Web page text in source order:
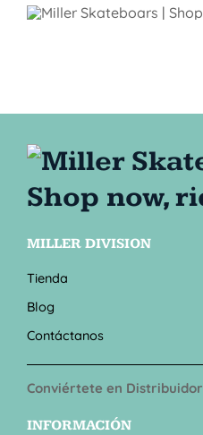
MILLER DIVISION
Tienda
Blog
Contáctanos
Conviértete en Distribuidor
INFORMACIÓN